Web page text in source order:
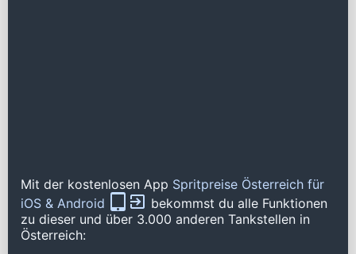
Mit der kostenlosen App Spritpreise Österreich für
iOS & Android
bekommst du alle Funktionen
zu dieser und über 3.000 anderen Tankstellen in
Österreich: